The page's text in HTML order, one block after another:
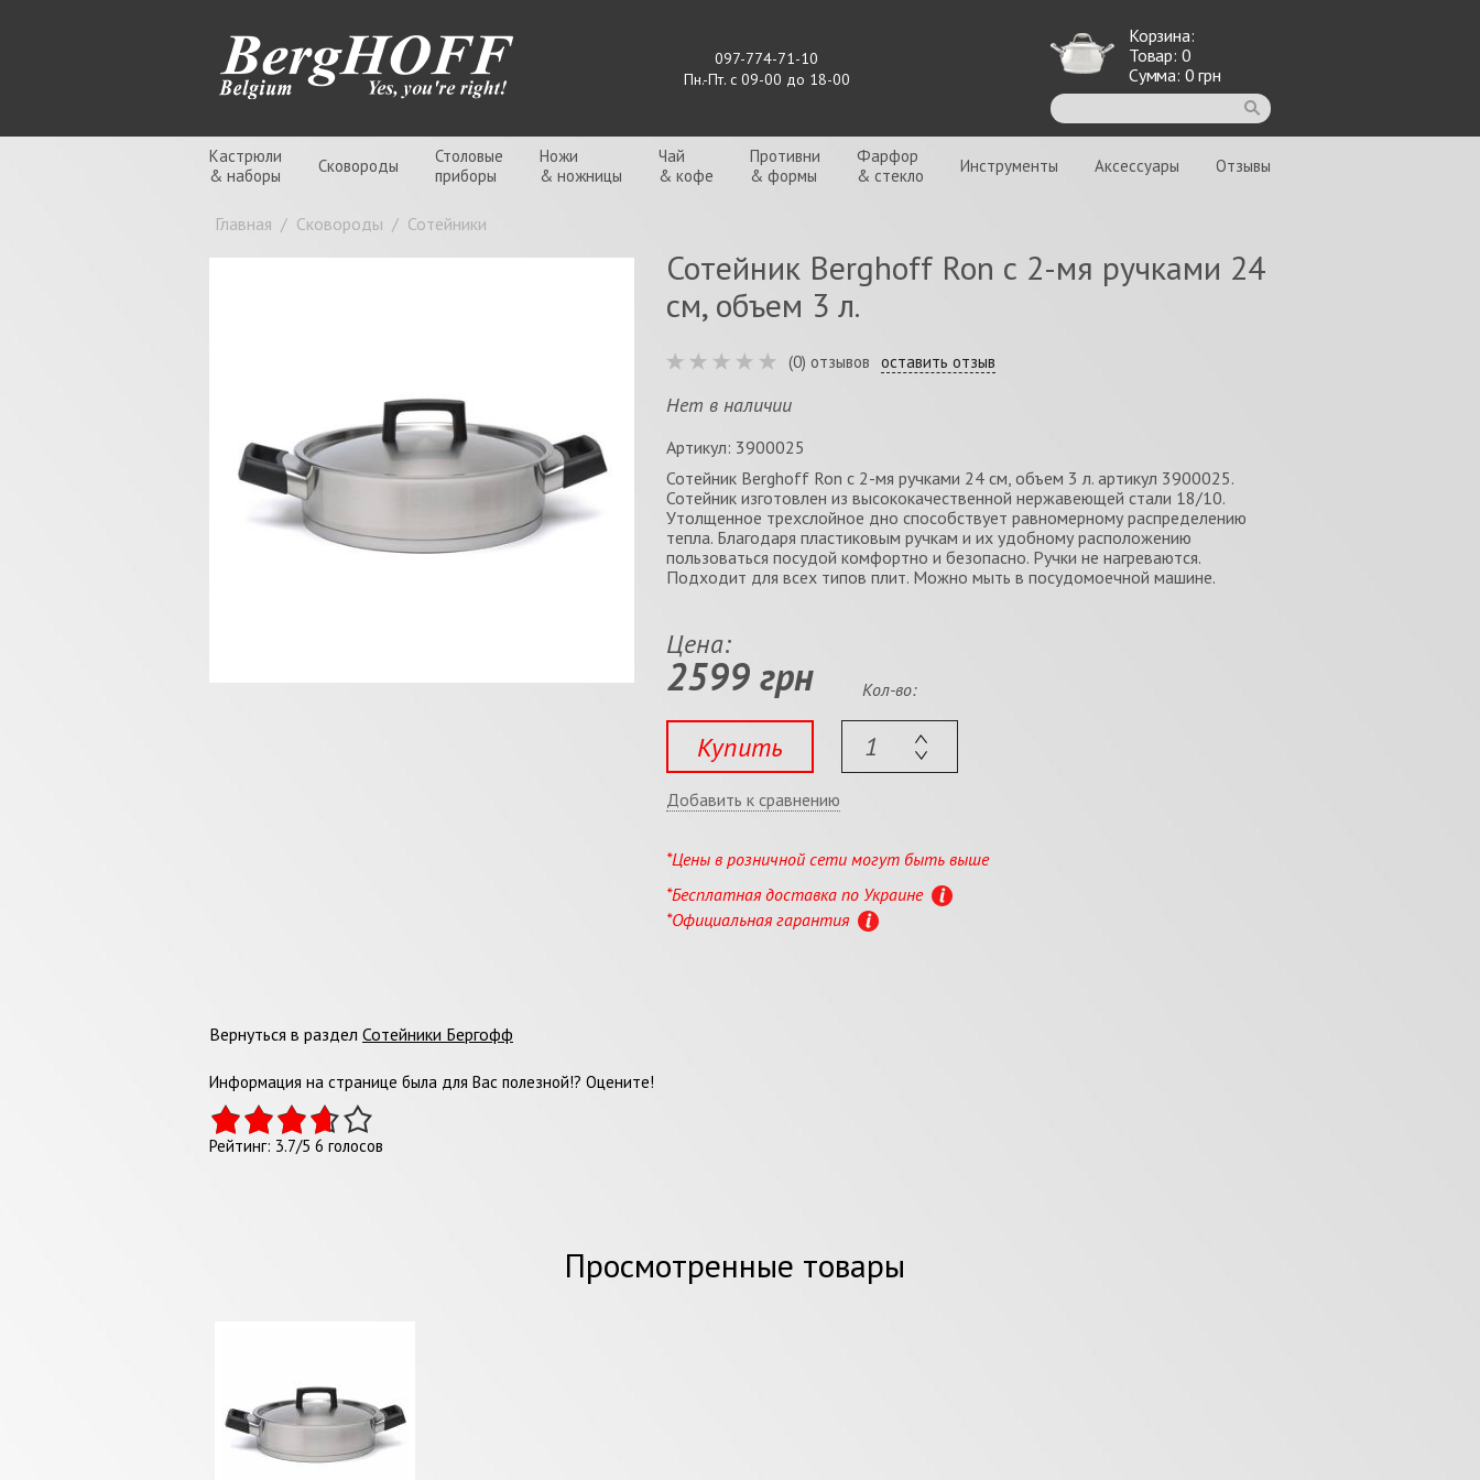
097-774-71-10
Пн.-Пт. с 09-00 до 18-00
Корзина:
Товар: 0
Сумма: 0 грн
Кастрюли
& наборы
Сковороды
Столовые
приборы
Ножи
& ножницы
Чай
& кофе
Противни
& формы
Фарфор
& стекло
Инструменты Аксессуары Отзывы
Главная / Сковороды / Сотейники
Сотейник Berghoff Ron с 2-мя ручками 24
см, объем 3 л.
(0) отзывов оставить отзыв
Нет в наличии
Артикул: 3900025
Сотейник Berghoff Ron с 2-мя ручками 24 см, объем 3 л. артикул 3900025.
Сотейник изготовлен из высококачественной нержавеющей стали 18/10.
Утолщенное трехслойное дно способствует равномерному распределению
тепла. Благодаря пластиковым ручкам и их удобному расположению
пользоваться посудой комфортно и безопасно. Ручки не нагреваются.
Подходит для всех типов плит. Можно мыть в посудомоечной машине.
Цена:
2599 грн
Купить
Кол-во:
Добавить к сравнению
*Цены в розничной сети могут быть выше
*Бесплатная доставка по Украине
*Официальная гарантия
Вернуться в раздел Сотейники Бергофф
Информация на странице была для Вас полезной!? Оцените!
Рейтинг: 3.7/5 6 голосов
Просмотренные товары